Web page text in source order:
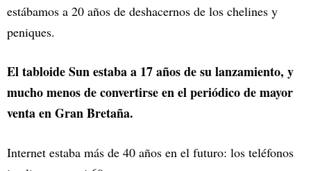
estábamos a 20 años de deshacernos de los chelines y
peniques.
El tabloide Sun estaba a 17 años de su lanzamiento, y
mucho menos de convertirse en el periódico de mayor
venta en Gran Bretaña.
Internet estaba más de 40 años en el futuro: los teléfonos